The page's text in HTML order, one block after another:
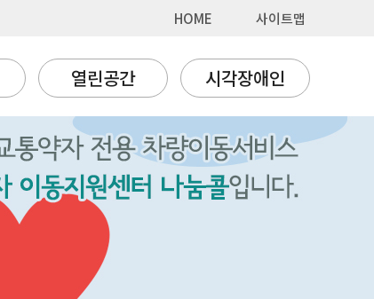
HOME 사이트맵
열린공간 시각장애인